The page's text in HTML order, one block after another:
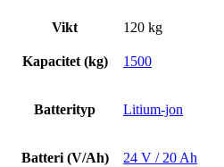
Vikt 120 kg
Kapacitet (kg) 1500
Batterityp Litium-jon
Batteri (V/Ah) 24 V / 20 Ah